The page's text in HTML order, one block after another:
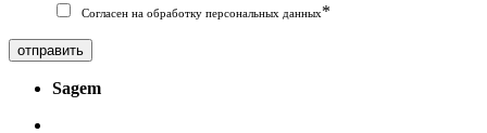
Согласен на обработку персональных данных*
отправить
Sagem